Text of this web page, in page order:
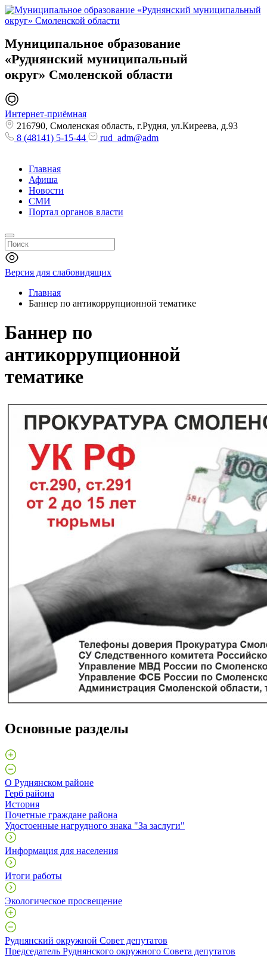
Муниципальное образование
«Руднянский муниципальный
округ» Смоленской области
Интернет-приёмная
216790, Смоленская область, г.Рудня, ул.Киреева, д.93
8 (48141) 5-15-44
rud_adm@adm
Главная
Афиша
Новости
СМИ
Портал органов власти
Версия для слабовидящих
Главная
Баннер по антикоррупционной тематике
Баннер по
антикоррупционной
тематике
Основные разделы
О Руднянском районе
Герб района
История
Почетные граждане района
Удостоенные нагрудного знака "За заслуги"
Информация для населения
Итоги работы
Экологическое просвещение
Руднянский окружной Совет депутатов
Председатель Руднянского окружного Совета депутатов